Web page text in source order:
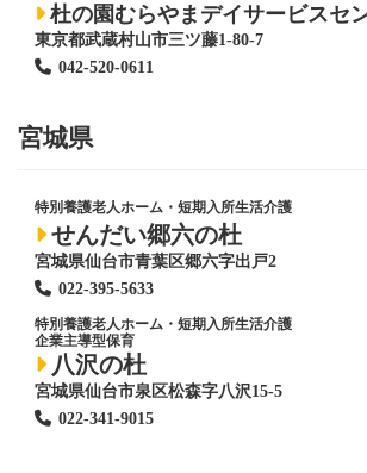
杜の園むらやまデイサービスセ
東京都武蔵村山市三ツ藤1-80-7
042-520-0611
宮城県
特別養護老人ホーム ・短期入所生活介護
せんだい郷六の杜
宮城県仙台市青葉区郷六字出戸2
022-395-5633
特別養護老人ホーム ・短期入所生活介護
企業主導型保育
八沢の杜
宮城県仙台市泉区松森字八沢15-5
022-341-9015